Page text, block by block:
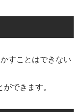
すことはできない
できます。